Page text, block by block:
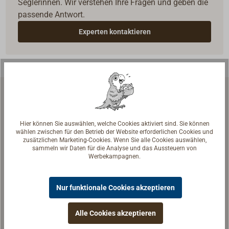
Seglerinnen. Wir verstehen Ihre Fragen und geben die
passende Antwort.
Experten kontaktieren
Zubehör & Ersatzteile
Hier können Sie auswählen, welche Cookies aktiviert sind. Sie können
wählen zwischen für den Betrieb der Website erforderlichen Cookies und
zusätzlichen Marketing-Cookies. Wenn Sie alle Cookies auswählen,
sammeln wir Daten für die Analyse und das Aussteuern von
Werbekampagnen.
Nur funktionale Cookies akzeptieren
Alle Cookies akzeptieren